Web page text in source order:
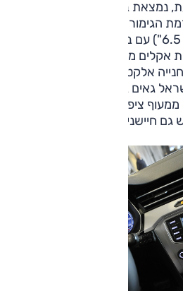
ברמת הגימור קומפורטליין הכוללת
מערך מולטימדיה (עם מסך 6.5") עם בלוטות', התראה על עייפות
בקרת אקלים מפוצלת, לחצן התנעה,
אלקטרוני וכיוון חשמלי חלקי
גאים במיוחד במערך היקפי של
ציפור על מיקום המכונית,
גם חיישנים אחוריים.